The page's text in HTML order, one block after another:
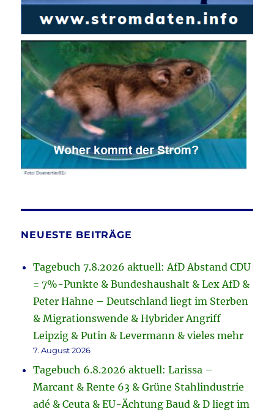
NEUESTE BEITRÄGE
Tagebuch 7.8.2026 aktuell: AfD Abstand CDU
= 7%-Punkte & Bundeshaushalt & Lex AfD &
Peter Hahne – Deutschland liegt im Sterben
& Migrationswende & Hybrider Angriff
Leipzig & Putin & Levermann & vieles mehr
7. August 2026
Tagebuch 6.8.2026 aktuell: Larissa –
Marcant & Rente 63 & Grüne Stahlindustrie
adé & Ceuta & EU-Ächtung Baud & D liegt im